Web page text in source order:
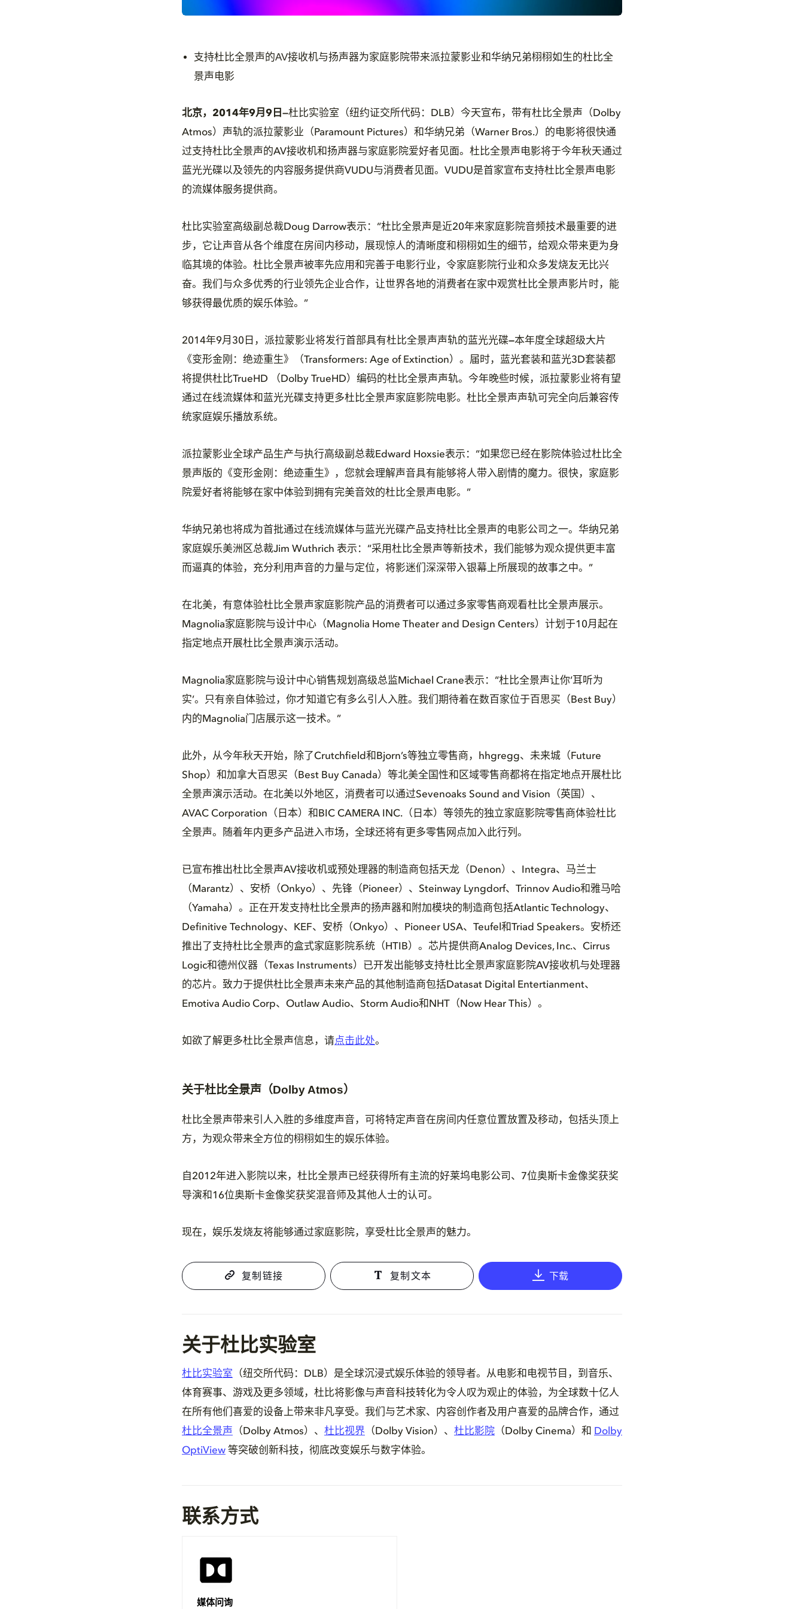
支持杜比全景声的AV接收机与扬声器为家庭影院带来派拉蒙影业和华纳兄弟栩栩如生的杜比全
景声电影
北京，2014年9月9日 —杜比实验室（纽约证交所代码：DLB）今天宣布，带有杜比全景声（Dolby
Atmos）声轨的派拉蒙影业（Paramount Pictures）和华纳兄弟（Warner Bros.）的电影将很快通
过支持杜比全景声的AV接收机和扬声器与家庭影院爱好者见面。杜比全景声电影将于今年秋天通过
蓝光光碟以及领先的内容服务提供商VUDU与消费者见面。VUDU是首家宣布支持杜比全景声电影
的流媒体服务提供商。
杜比实验室高级副总裁Doug Darrow表示：“杜比全景声是近20年来家庭影院音频技术最重要的进
步，它让声音从各个维度在房间内移动，展现惊人的清晰度和栩栩如生的细节，给观众带来更为身
临其境的体验。杜比全景声被率先应用和完善于电影行业，令家庭影院行业和众多发烧友无比兴
奋。我们与众多优秀的行业领先企业合作，让世界各地的消费者在家中观赏杜比全景声影片时，能
够获得最优质的娱乐体验。”
2014年9月30日，派拉蒙影业将发行首部具有杜比全景声声轨的蓝光光碟—本年度全球超级大片
《变形金刚：绝迹重生》（Transformers: Age of Extinction）。届时，蓝光套装和蓝光3D套装都
将提供杜比TrueHD （Dolby TrueHD）编码的杜比全景声声轨。今年晚些时候，派拉蒙影业将有望
通过在线流媒体和蓝光光碟支持更多杜比全景声家庭影院电影。杜比全景声声轨可完全向后兼容传
统家庭娱乐播放系统。
派拉蒙影业全球产品生产与执行高级副总裁Edward Hoxsie表示：“如果您已经在影院体验过杜比全
景声版的《变形金刚：绝迹重生》，您就会理解声音具有能够将人带入剧情的魔力。很快，家庭影
院爱好者将能够在家中体验到拥有完美音效的杜比全景声电影。”
华纳兄弟也将成为首批通过在线流媒体与蓝光光碟产品支持杜比全景声的电影公司之一。华纳兄弟
家庭娱乐美洲区总裁Jim Wuthrich 表示：“采用杜比全景声等新技术，我们能够为观众提供更丰富
而逼真的体验，充分利用声音的力量与定位，将影迷们深深带入银幕上所展现的故事之中。”
在北美，有意体验杜比全景声家庭影院产品的消费者可以通过多家零售商观看杜比全景声展示。
Magnolia家庭影院与设计中心（Magnolia Home Theater and Design Centers）计划于10月起在
指定地点开展杜比全景声演示活动。
Magnolia家庭影院与设计中心销售规划高级总监Michael Crane表示：“杜比全景声让你‘耳听为
实’。只有亲自体验过，你才知道它有多么引人入胜。我们期待着在数百家位于百思买（Best Buy）
内的Magnolia门店展示这一技术。”
此外，从今年秋天开始，除了Crutchfield和Bjorn’s等独立零售商，hhgregg、未来城（Future
Shop）和加拿大百思买（Best Buy Canada）等北美全国性和区域零售商都将在指定地点开展杜比
全景声演示活动。在北美以外地区，消费者可以通过Sevenoaks Sound and Vision（英国）、
AVAC Corporation（日本）和BIC CAMERA INC.（日本）等领先的独立家庭影院零售商体验杜比
全景声。随着年内更多产品进入市场，全球还将有更多零售网点加入此行列。
已宣布推出杜比全景声AV接收机或预处理器的制造商包括天龙（Denon）、Integra、马兰士
（Marantz）、安桥（Onkyo）、先锋（Pioneer）、Steinway Lyngdorf、Trinnov Audio和雅马哈
（Yamaha）。正在开发支持杜比全景声的扬声器和附加模块的制造商包括Atlantic Technology、
Definitive Technology、KEF、安桥（Onkyo）、Pioneer USA、Teufel和Triad Speakers。安桥还
推出了支持杜比全景声的盒式家庭影院系统（HTIB）。芯片提供商Analog Devices, Inc.、Cirrus
Logic和德州仪器（Texas Instruments）已开发出能够支持杜比全景声家庭影院AV接收机与处理器
的芯片。致力于提供杜比全景声未来产品的其他制造商包括Datasat Digital Entertianment、
Emotiva Audio Corp、Outlaw Audio、Storm Audio和NHT（Now Hear This）。
如欲了解更多杜比全景声信息，请点击此处。
关于杜比全景声（Dolby Atmos）
杜比全景声带来引人入胜的多维度声音，可将特定声音在房间内任意位置放置及移动，包括头顶上
方，为观众带来全方位的栩栩如生的娱乐体验。
自2012年进入影院以来，杜比全景声已经获得所有主流的好莱坞电影公司、7位奥斯卡金像奖获奖
导演和16位奥斯卡金像奖获奖混音师及其他人士的认可。
现在，娱乐发烧友将能够通过家庭影院，享受杜比全景声的魅力。
复制链接 复制文本 下载
关于杜比实验室
杜比实验室 （纽交所代码：DLB）是全球沉浸式娱乐体验的领导者。从电影和电视节目，到音乐、
体育赛事、游戏及更多领域，杜比将影像与声音科技转化为令人叹为观止的体验，为全球数十亿人
在所有他们喜爱的设备上带来非凡享受。我们与艺术家、内容创作者及用户喜爱的品牌合作，通过
杜比全景声
（Dolby Atmos）、 杜比视界 （Dolby Vision）、 杜比影院 （Dolby Cinema）和 Dolby
OptiView 等突破创新科技，彻底改变娱乐与数字体验。
联系方式
媒体问询